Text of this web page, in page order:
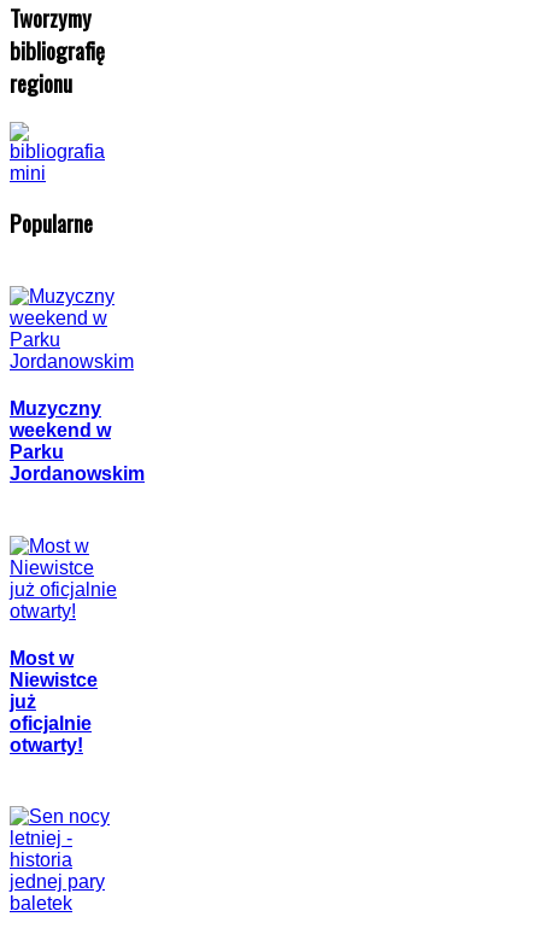
Tworzymy
bibliografię
regionu
Popularne
Muzyczny
weekend w
Parku
Jordanowskim
Most w
Niewistce
już
oficjalnie
otwarty!